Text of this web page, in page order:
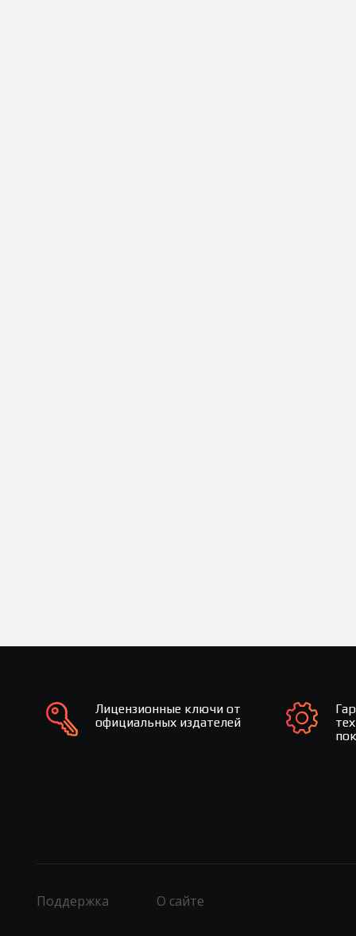
Лицензионные ключи от
официальных издателей
Поддержка О сайте